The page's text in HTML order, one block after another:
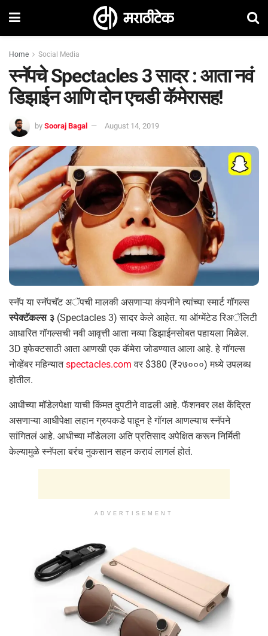
Home Social Media
स्नॅपचे Spectacles 3 सादर : आता नवं
डिझाईन आणि दोन एचडी कॅमेरासह!
by Sooraj Bagal August 14, 2019
स्नॅप या स्नॅपचॅट अॅपची मालकी असणाऱ्या कंपनीने त्यांच्या स्मार्ट गॉगल्स
स्पेक्टॅकल्स ३ (Spectacles 3) सादर केले आहेत. या ऑग्मेंटेड रिअॅलिटी
आधारित गॉगल्सची नवी आवृत्ती आता नव्या डिझाईनसोबत पहायला मिळेल.
3D इफेक्टसाठी आता आणखी एक कॅमेरा जोडण्यात आला आहे. हे गॉगल्स
नोव्हेंबर महिन्यातspectacles.com वर $380 (₹२७०००) मध्ये उपलब्ध
होतील.
आधीच्या मॉडेलपेक्षा याची किंमत दुपटीने वाढली आहे. फॅशनवर लक्ष केंद्रित
असणाऱ्या आधीपेक्षा लहान ग्रुपकडे पाहून हे गॉगल आणल्याच स्नॅपने
सांगितलं आहे. आधीच्या मॉडेलला अति प्रतिसाद अपेक्षित करून निर्मिती
केल्यामुळे स्नॅपला बरंच नुकसान सहन करावं लागलं होतं.
ADVERTISEMENT